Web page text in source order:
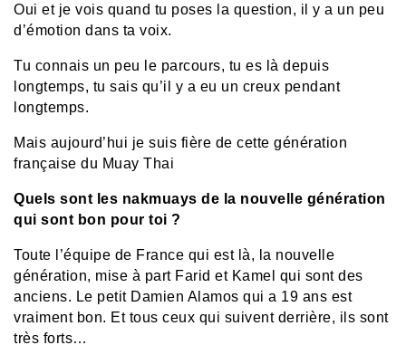
Oui et je vois quand tu poses la question, il y a un peu
d’émotion dans ta voix.
Tu connais un peu le parcours, tu es là depuis
longtemps, tu sais qu’il y a eu un creux pendant
longtemps.
Mais aujourd’hui je suis fière de cette génération
française du Muay Thai
Quels sont les nakmuays de la nouvelle génération
qui sont bon pour toi ?
Toute l’équipe de France qui est là, la nouvelle
génération, mise à part Farid et Kamel qui sont des
anciens. Le petit Damien Alamos qui a 19 ans est
vraiment bon. Et tous ceux qui suivent derrière, ils sont
très forts…